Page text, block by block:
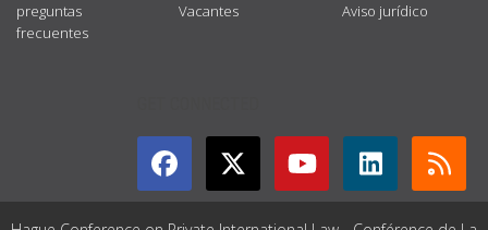
preguntas
frecuentes
Vacantes
Aviso jurídico